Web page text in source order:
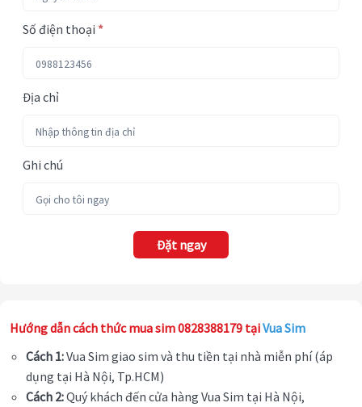
Số điện thoại *
Địa chỉ
Ghi chú
Đặt ngay
Hướng dẫn cách thức mua sim 0828388179 tạiVua Sim
Cách 1:Vua Sim giao sim và thu tiền tại nhà miễn phí (áp
dụng tại Hà Nội, Tp.HCM)
Cách 2:Quý khách đến cửa hàng Vua Sim tại Hà Nội,